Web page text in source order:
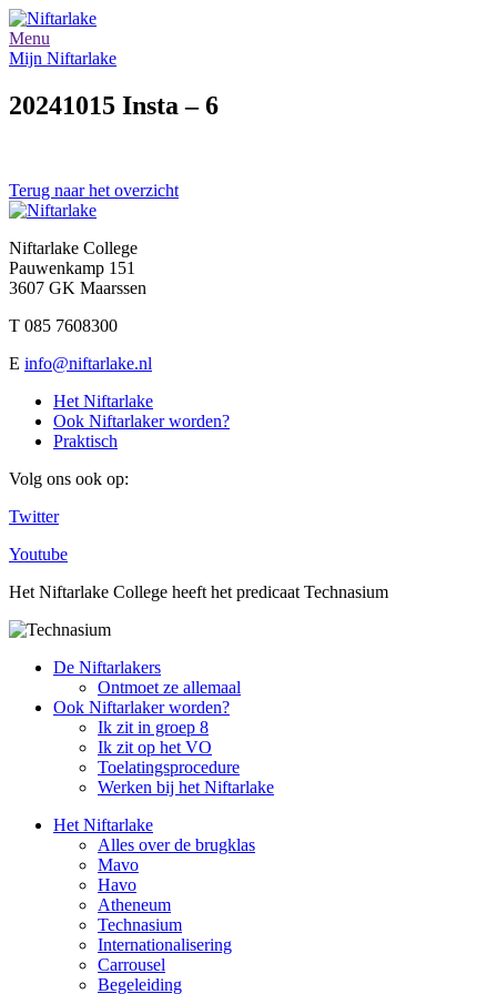
Menu
Mijn Niftarlake
20241015 Insta – 6
Terug naar het overzicht
Niftarlake College
Pauwenkamp 151
3607 GK Maarssen
T 085 7608300
E info@niftarlake.nl
Het Niftarlake
Ook Niftarlaker worden?
Praktisch
Volg ons ook op:
Twitter
Youtube
Het Niftarlake College heeft het predicaat Technasium
De Niftarlakers
Ontmoet ze allemaal
Ook Niftarlaker worden?
Ik zit in groep 8
Ik zit op het VO
Toelatingsprocedure
Werken bij het Niftarlake
Het Niftarlake
Alles over de brugklas
Mavo
Havo
Atheneum
Technasium
Internationalisering
Carrousel
Begeleiding